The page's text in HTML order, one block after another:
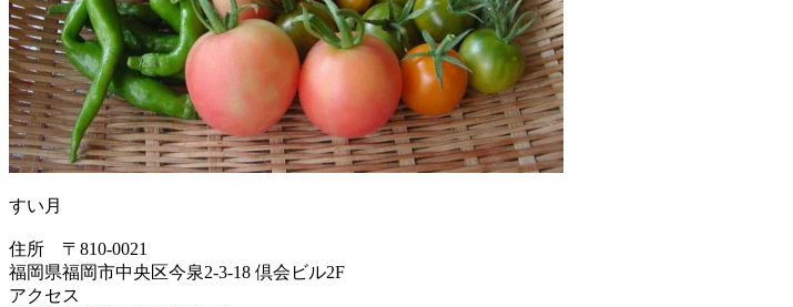
すい月
住所 〒810-0021
福岡県福岡市中央区今泉2-3-18 倶会ビル2F
アクセス